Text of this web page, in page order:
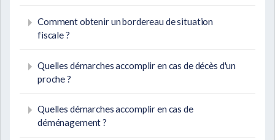
Comment obtenir un bordereau de situation
fiscale ?
Quelles démarches accomplir en cas de décès d'un
proche ?
Quelles démarches accomplir en cas de
déménagement ?